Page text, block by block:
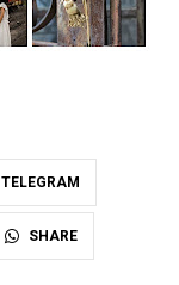
TELEGRAM
SHARE